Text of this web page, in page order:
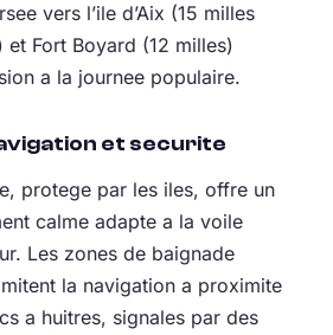
vers l’ile d’Aix (15 milles
Fort Boyard (12 milles)
a la journee populaire.
et securite
protege par les iles, offre un
calme adapte a la voile
Les zones de baignade
la navigation a proximite
a huitres, signales par des